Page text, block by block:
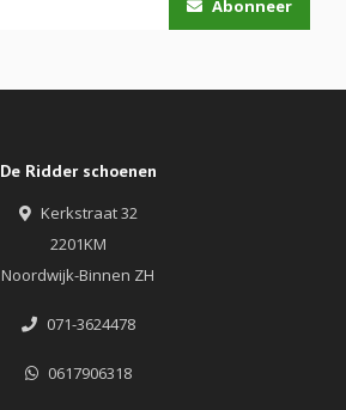
Abonneer
De Ridder schoenen
Kerkstraat 32
2201KM
Noordwijk-Binnen ZH
071-3624478
0617906318